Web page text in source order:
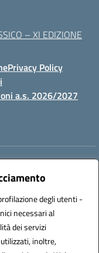
degli utenti -
necessari al
dei servizi
inoltre,
– XI EDIZIONE
Privacy Policy
a.s. 2026/2027